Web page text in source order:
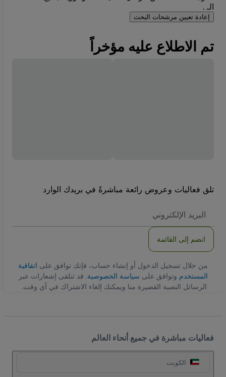
الـ .
إعادة تعيين مرشحات البحث
تم الاطلاع عليه مؤخراً
تلق فعاليات وعروض رائعة مباشرةً في بريدك الوارد
الاكتروني
انضم إلى القائمة
من خلال تسجيل الدخول أو إنشاء حساب، فإنك توافق على اتفاقية
المستخدم وتوافق على سياسة الخصوصية. قد تتلقى إشعارات عبر
الرسائل النصية القصيرة منا ويمكنك إلغاء الاشتراك في أي وقت.
فعاليات مباشرة في جميع أنحاء العالم
الكويت